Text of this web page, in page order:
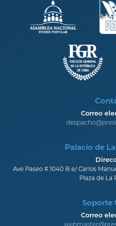
Correo
Palacio de
Ave Paseo # 1040 B e/ Carlos
Plaza de La
Soporte
Correo